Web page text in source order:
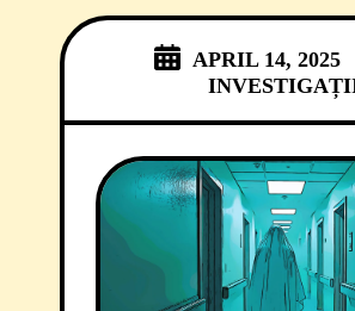
APRIL 14, 2025